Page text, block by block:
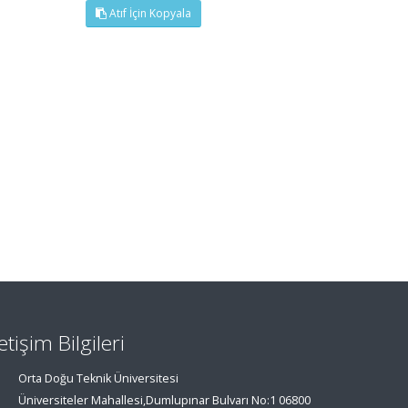
Atıf İçin Kopyala
Bilgileri
Orta Doğu Teknik Üniversitesi
Üniversiteler Mahallesi,Dumlupınar Bulvarı No:1 06800